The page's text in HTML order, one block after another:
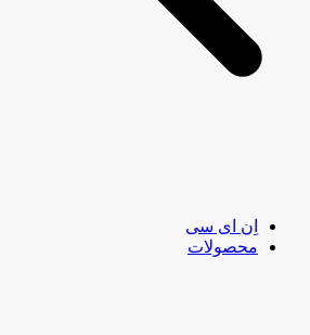
اِن ای سی
محصولات